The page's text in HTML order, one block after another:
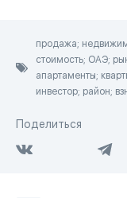
продажа;
стоимость; ОАЭ;
апартаменты;
инвестор; район;
Поделиться